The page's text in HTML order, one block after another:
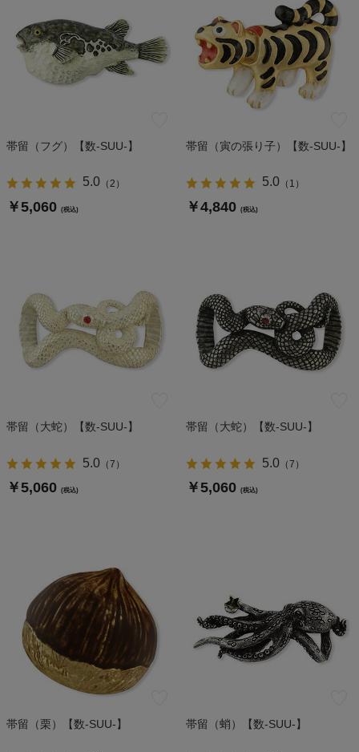
帯留（フグ）【数-SUU-】
5.0（2 ）
￥5,060 (税込)
帯留（寅の張り子）【数-SUU-】
5.0（ 1 ）
￥4,840 (税込)
帯留（大蛇）【数-SUU-】
5.0（7 ）
￥5,060 (税込)
帯留（大蛇）【数-SUU-】
5.0（7 ）
￥5,060 (税込)
帯留（栗）【数-SUU-】 帯留（蛸）【数-SUU-】